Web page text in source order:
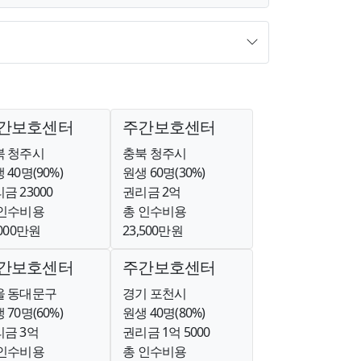
보호센터
청주시
40명(90%)
금 23000
수비용
만원
주간보호센터
충북 청주시
원생 60명(30%)
권리금 2억
총 인수비용
23,500만원
보호센터
동대문구
70명(60%)
금 3억
수비용
주간보호센터
경기 포천시
원생 40명(80%)
권리금 1억 5000
총 인수비용